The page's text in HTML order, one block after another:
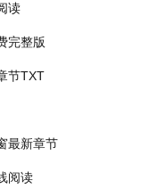
读
完整版
节TXT
最新章节
阅读